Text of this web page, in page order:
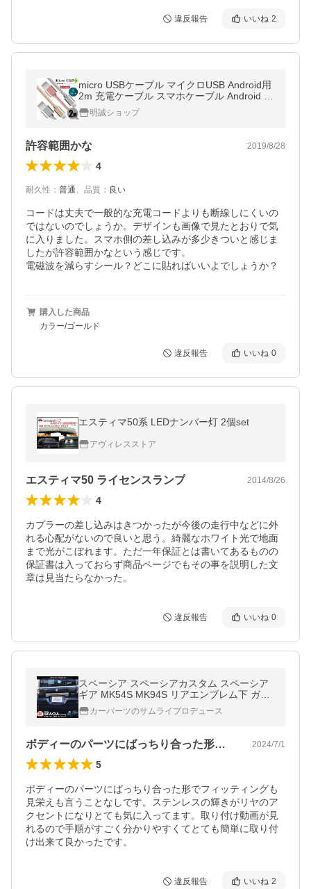
違反報告 いいね 2
micro USBケーブル マイクロUSB Android用
2m 充電ケーブル スマホケーブル Android 充
電器 Xperia Galaxy AQUOS 多機種対応【PL
保険加入済み製品・安心】
明誠ショップ
許容範囲かな 2019/8/28
4
耐久性 ： 普通、 品質 ： 良い
コードは丈夫で一般的な充電コードよりも断線しにくいの
ではないのでしょうか。デザインも画像で見たとおりで気
に入りました。スマホ側の差し込みが多少きついと感じま
したが許容範囲かなという感じです。
電磁波を減らすシール？どこに貼ればいいよでしょうか？
購入した商品
カラー/ゴールド
違反報告 いいね 0
エスティマ50系 LEDナンバー灯 2個set
アヴィレスストア
エスティマ50 ライセンスランプ 2014/8/26
4
カプラーの差し込みはきつかったが今後の走行中などに外
れる心配がないので良いと思う。綺麗なホワイト光で地面
まで光がこぼれます。ただ一年保証とは書いてあるものの
保証書は入っておらず商品ページでもその事を説明した文
章は見当たらなかった。
違反報告 いいね 0
スペーシア スペーシアカスタム スペーシア
ギア MK54S MK94S リアエンブレム下 ガー
ニッシュ 1P 鏡面仕上げ
カーパーツのサムライプロデュース
ボディーのパーツにばっちり合った形でフ… 2024/7/1
5
ボディーのパーツにばっちり合った形でフィッティングも
見栄えも言うことなしです。ステンレスの輝きがリヤのア
クセントになりとても気に入ってます。取り付け動画が見
れるので手順がすごく分かりやすくてとても簡単に取り付
け出来て良かったです。
違反報告 いいね 2